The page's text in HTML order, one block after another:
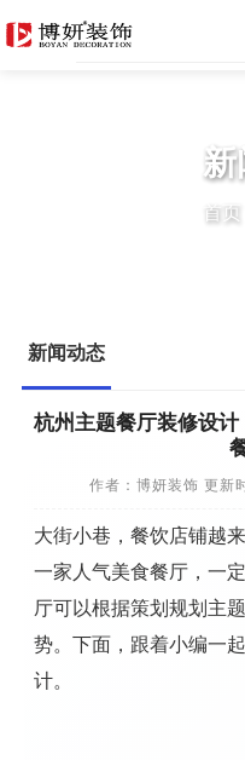
首页
新闻动态
杭州主题餐厅装修设
作者：博妍装饰 更
大街小巷，餐饮店铺越
一家人气美食餐厅，一
厅可以根据策划规划主
势。下面，跟着小编一
计。